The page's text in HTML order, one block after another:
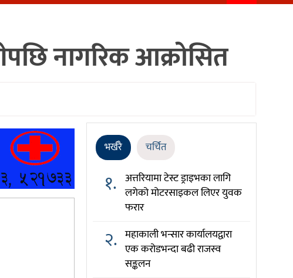
नागरिक आक्रोसित
भर्खरै चर्चित
१. अत्तरियामा टेस्ट ड्राइभका लागि
लगेको मोटरसाइकल लिएर युवक
फरार
२. महाकाली भन्सार कार्यालयद्वारा
एक करोडभन्दा बढी राजस्व
सङ्कलन